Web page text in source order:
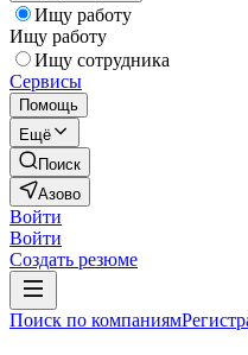
Ищу работу
Ищу работу
Ищу сотрудника
Сервисы
Помощь
Ещё
Поиск
Азово
Войти
Войти
Создать резюме
Поиск по компаниям